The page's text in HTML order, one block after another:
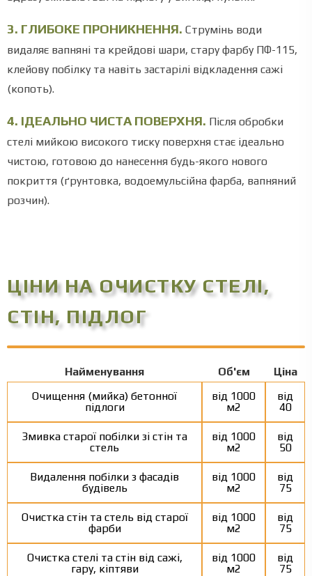
3. ГЛИБОКЕ ПРОНИКНЕННЯ. Струмінь води
видаляє вапняні та крейдові шари, стару фарбу ПФ-115,
клейову побілку та навіть застарілі відкладення сажі
(копоть).
4. ІДЕАЛЬНО ЧИСТА ПОВЕРХНЯ. Після обробки
стелі мийкою високого тиску поверхня стає ідеально
чистою, готовою до нанесення будь-якого нового
покриття (ґрунтовка, водоемульсійна фарба, вапняний
розчин).
ЦІНИ НА ОЧИСТКУ СТЕЛІ,
СТІН, ПІДЛОГ
Найменування Об'єм
Ціна
Очищення (мийка) бетонної
підлоги
від 1000
м2
від
40
Змивка старої побілки зі стін та
стель
від 1000
м2
від
50
Видалення побілки з фасадів
будівель
від 1000
м2
від
75
Очистка стін та стель від старої
фарби
від 1000
м2
від
75
Очистка стелі та стін від сажі,
гару, кіптяви
від 1000
м2
від
75